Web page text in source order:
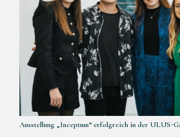
Ausstellung „Inceptum“ erfolgreich in der ULUS-